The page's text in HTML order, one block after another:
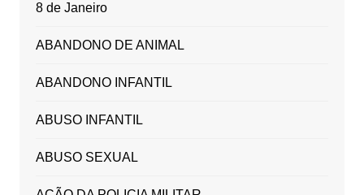
8 de Janeiro
ABANDONO DE ANIMAL
ABANDONO INFANTIL
ABUSO INFANTIL
ABUSO SEXUAL